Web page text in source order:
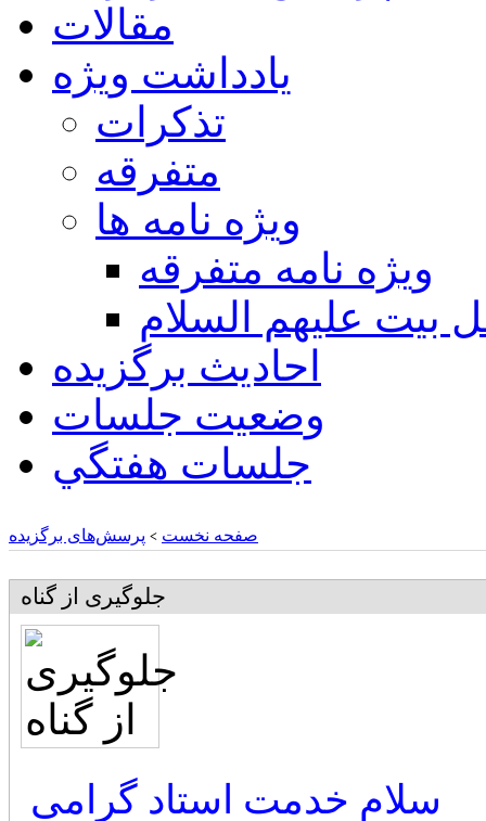
مقالات
یادداشت ویژه
تذكرات
متفرقه
ويژه نامه ها
ويژه نامه متفرقه
بيت عليهم السلام
احادیث برگزیده
وضعیت جلسات
جلسات هفتگي
صفحه نخست > پرسش‌های برگزیده
جلوگیری از گناه
سلام خدمت استاد گرامی